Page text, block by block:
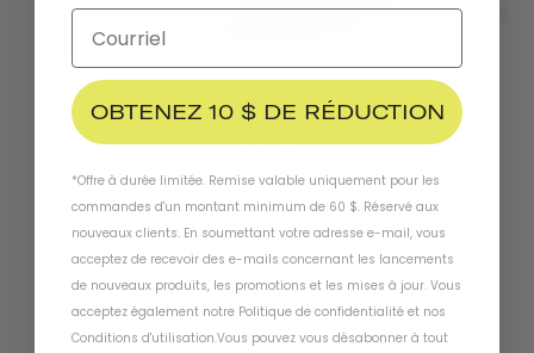
Feux Magnétiques Pour Vélo Traveler 2.0
423 kr
OBTENEZ 10 $ DE RÉDUCTION
*Offre à durée limitée. Remise valable uniquement pour les
commandes d'un montant minimum de 60 $. Réservé aux
nouveaux clients. En soumettant votre adresse e-mail, vous
acceptez de recevoir des e-mails concernant les lancements
de nouveaux produits, les promotions et les mises à jour. Vous
acceptez également notre Politique de confidentialité et nos
Conditions d'utilisation.Vous pouvez vous désabonner à tout